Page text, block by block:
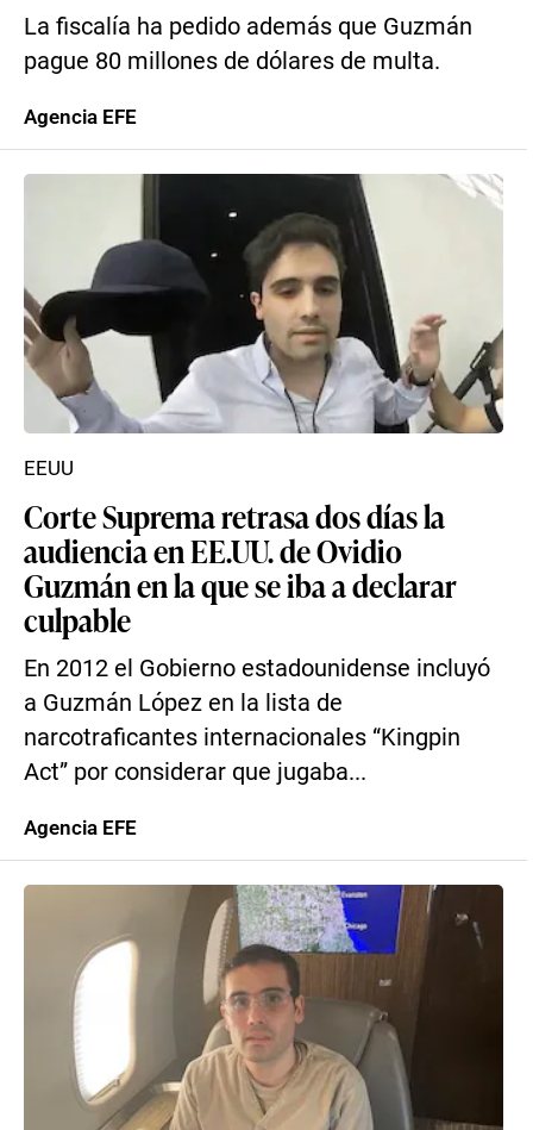
La fiscalía ha pedido además que Guzmán
pague 80 millones de dólares de multa.
Agencia EFE
Corte Suprema retrasa dos días la
audiencia en EE.UU. de Ovidio
Guzmán en la que se iba a declarar
culpable
En 2012 el Gobierno estadounidense incluyó
a Guzmán López en la lista de
narcotraficantes internacionales “Kingpin
Act” por considerar que jugaba...
EEUU
Agencia EFE